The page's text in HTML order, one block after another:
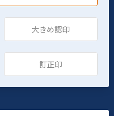
大きめ認印
訂正印